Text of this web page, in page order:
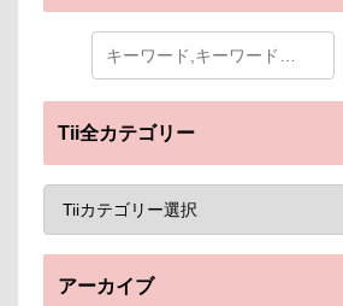
Tii全カテゴリー
アーカイブ